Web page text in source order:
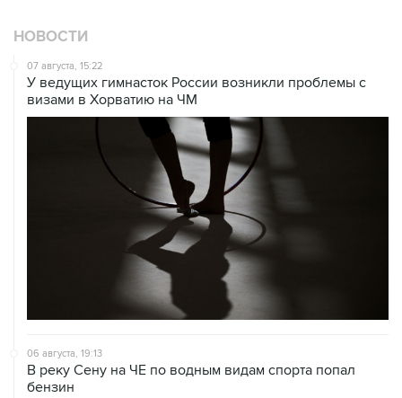
НОВОСТИ
07 августа, 15:22
У ведущих гимнасток России возникли проблемы с
визами в Хорватию на ЧМ
06 августа, 19:13
В реку Сену на ЧЕ по водным видам спорта попал
бензин